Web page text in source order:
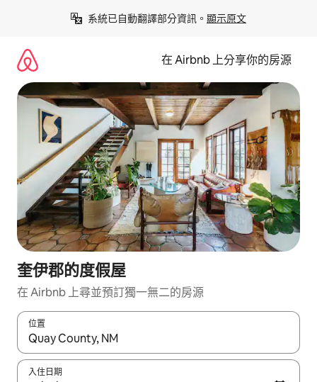
系統已自動翻譯部分資訊。 顯示原文
在 Airbnb 上分享你的房源
奎伊郡的度假屋
在 Airbnb 上尋並預訂獨一無二的房源
位置
如有搜尋結果，瀏覽內容時請使用上下箭頭，或輕點、滑動裝置。
入住日期